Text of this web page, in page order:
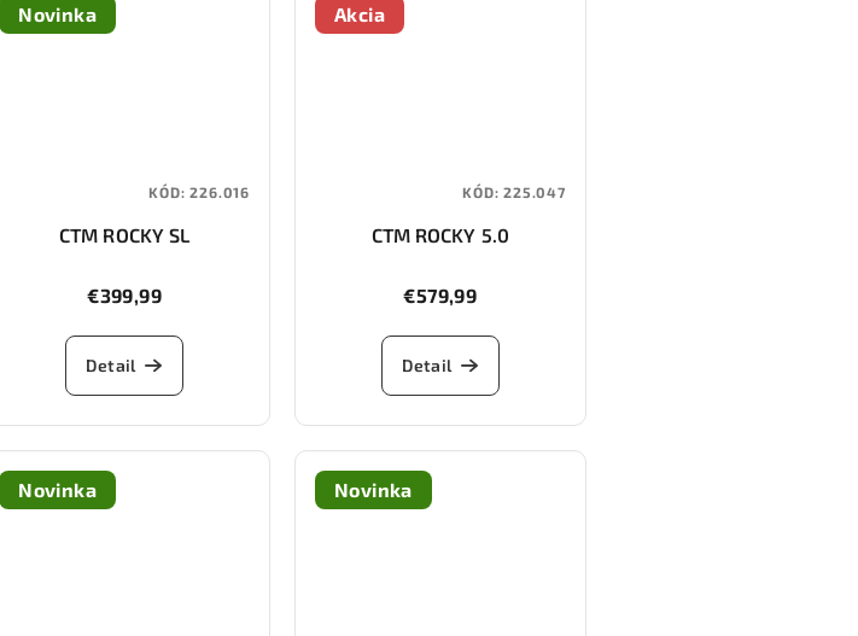
Novinka
CTM ROCKY SL
€399,99
Detail
KÓD:226.016
Akcia
CTM ROCKY 5.0
€579,99
Detail
KÓD:225.047
Novinka Novinka